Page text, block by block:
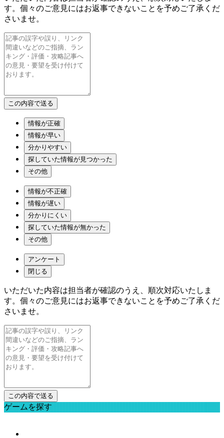
す。個々のご意見にはお返事できないことを予めご了承くだ
さいませ。
情報が正確
情報が早い
分かりやすい
探していた情報が見つかった
その他
情報が不正確
情報が遅い
分かりにくい
探していた情報が無かった
その他
アンケート
閉じる
いただいた内容は担当者が確認のうえ、順次対応いたしま
す。個々のご意見にはお返事できないことを予めご了承くだ
さいませ。
ゲームを探す